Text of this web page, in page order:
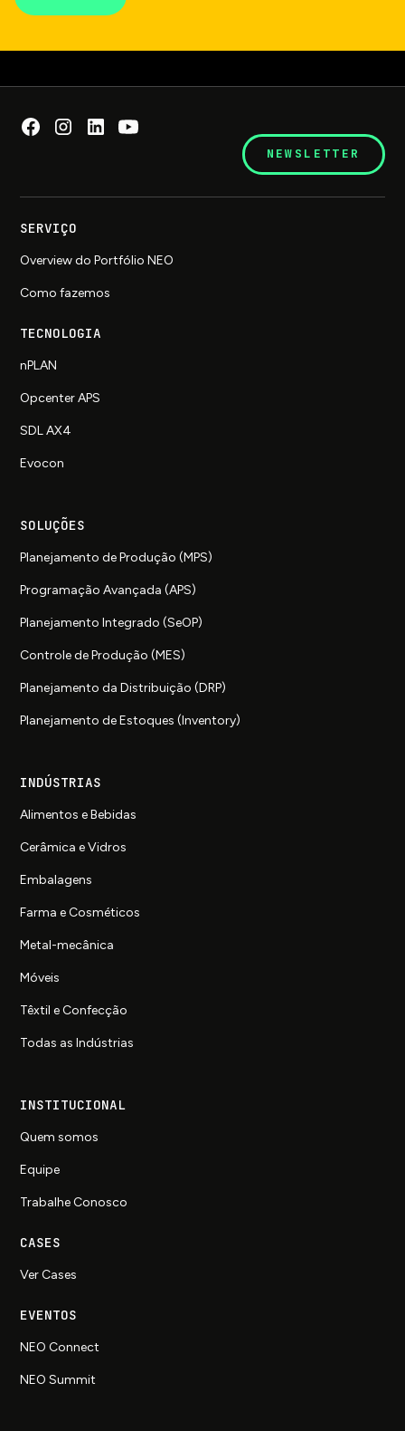
NEWSLETTER
SERVIÇO
Overview do Portfólio NEO
Como fazemos
TECNOLOGIA
nPLAN
Opcenter APS
SDL AX4
Evocon
SOLUÇÕES
Planejamento de Produção (MPS)
Programação Avançada (APS)
Planejamento Integrado (SeOP)
Controle de Produção (MES)
Planejamento da Distribuição (DRP)
Planejamento de Estoques (Inventory)
INDÚSTRIAS
Alimentos e Bebidas
Cerâmica e Vidros
Embalagens
Farma e Cosméticos
Metal-mecânica
Móveis
Têxtil e Confecção
Todas as Indústrias
INSTITUCIONAL
Quem somos
Equipe
Trabalhe Conosco
CASES
Ver Cases
EVENTOS
NEO Connect
NEO Summit